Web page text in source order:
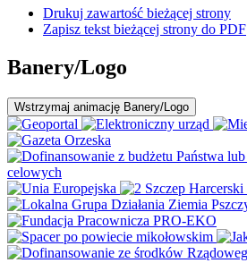
Drukuj zawartość bieżącej strony
Zapisz tekst bieżącej strony do PDF
Banery/Logo
Wstrzymaj animację Banery/Logo